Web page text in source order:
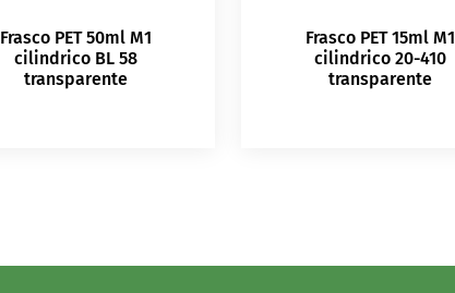
Frasco PET 50ml M1
cilindrico BL 58
transparente
Frasco PET 15ml M1
cilindrico 20-410
transparente